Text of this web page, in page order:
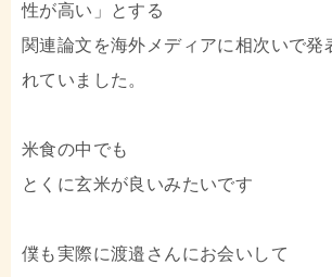
性が高い」とする
関連論文を海外メディアに相次いで発
れていました。
米食の中でも
とくに玄米が良いみたいです
僕も実際に渡邉さんにお会いして